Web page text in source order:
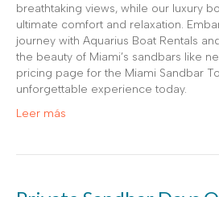
breathtaking views, while our luxury
ultimate comfort and relaxation.
journey with Aquarius Boat Rentals
the beauty of Miami’s sandbars like
pricing page for the Miami Sandbar
unforgettable experience today.
Leer más